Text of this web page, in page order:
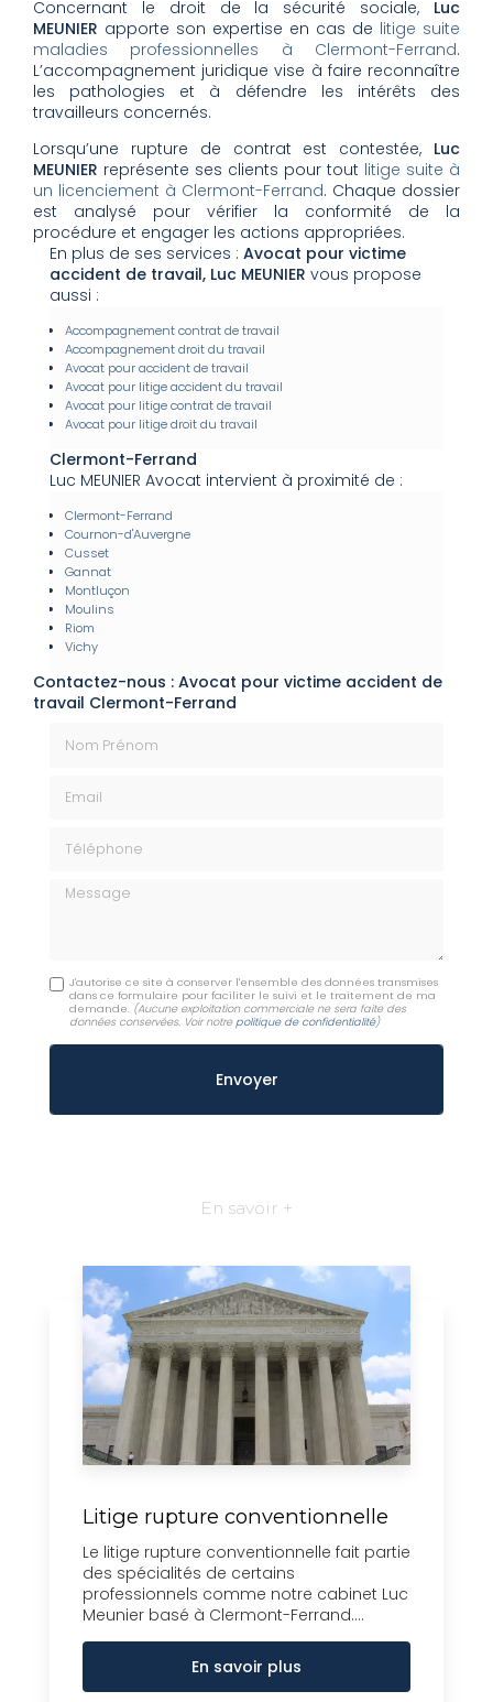
Concernant le droit de la sécurité sociale, Luc
MEUNIER apporte son expertise en cas de litige suite
maladies professionnelles à Clermont-Ferrand.
L’accompagnement juridique vise à faire reconnaître
les pathologies et à défendre les intérêts des
travailleurs concernés.
Lorsqu’une rupture de contrat est contestée, Luc
MEUNIER représente ses clients pour tout litige suite à
un licenciement à Clermont-Ferrand. Chaque dossier
est analysé pour vérifier la conformité de la
procédure et engager les actions appropriées.
En plus de ses services : Avocat pour victime
accident de travail, Luc MEUNIER vous propose
aussi :
Accompagnement contrat de travail
Accompagnement droit du travail
Avocat pour accident de travail
Avocat pour litige accident du travail
Avocat pour litige contrat de travail
Avocat pour litige droit du travail
Clermont-Ferrand
Luc MEUNIER Avocat intervient à proximité de :
Clermont-Ferrand
Cournon-d'Auvergne
Cusset
Gannat
Montluçon
Moulins
Riom
Vichy
Contactez-nous : Avocat pour victime accident de
travail Clermont-Ferrand
Message
J'autorise ce site à conserver l'ensemble des données transmises
dans ce formulaire pour faciliter le suivi et le traitement de ma
demande. (Aucune exploitation commerciale ne sera faite des
données conservées. Voir notre politique de confidentialité)
En savoir +
Litige rupture conventionnelle
Le litige rupture conventionnelle fait partie
des spécialités de certains
professionnels comme notre cabinet Luc
Meunier basé à Clermont-Ferrand....
En savoir plus